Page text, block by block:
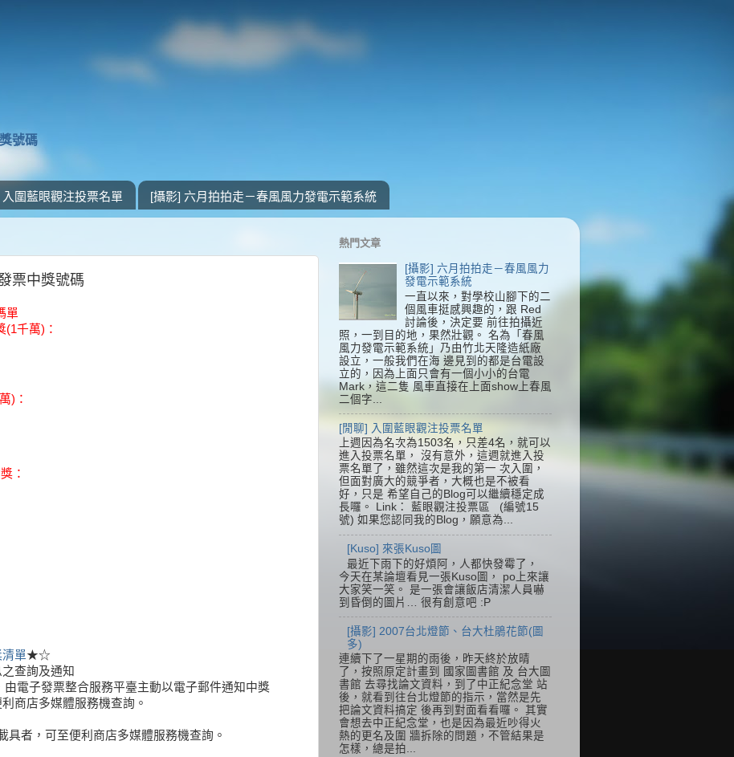
號碼
入圍藍眼觀注投票名單 [攝影] 六月拍拍走－春風風力發電示範系統
票中獎號碼
單
(1千萬)：
)：
：
單★☆
查詢及通知
由電子發票整合服務平臺主動以電子郵件通知中獎
商店多媒體服務機查詢。
具者，可至便利商店多媒體服務機查詢。
熱門文章
[攝影] 六月拍拍走－春風風力
發電示範系統
一直以來，對學校山腳下的二
個風車挺感興趣的，跟 Red
討論後，決定要 前往拍攝近
照，一到目的地，果然壯觀。 名為「春風
風力發電示範系統」乃由竹北天隆造紙廠
設立，一般我們在海 邊見到的都是台電設
立的，因為上面只會有一個小小的台電
Mark，這二隻 風車直接在上面show上春風
二個字...
[閒聊] 入圍藍眼觀注投票名單
上週因為名次為1503名，只差4名，就可以
進入投票名單， 沒有意外，這週就進入投
票名單了，雖然這次是我的第一 次入圍，
但面對廣大的競爭者，大概也是不被看
好，只是 希望自己的Blog可以繼續穩定成
長囉。 Link： 藍眼觀注投票區 (編號15
號) 如果您認同我的Blog，願意為...
[Kuso] 來張Kuso圖
最近下雨下的好煩阿，人都快發霉了，
今天在某論壇看見一張Kuso圖， po上來讓
大家笑一笑。 是一張會讓飯店清潔人員嚇
到昏倒的圖片… 很有創意吧 :P
[攝影] 2007台北燈節、台大杜鵑花節(圖
多)
連續下了一星期的雨後，昨天終於放晴
了，按照原定計畫到 國家圖書館 及 台大圖
書館 去尋找論文資料，到了中正紀念堂 站
後，就看到往台北燈節的指示，當然是先
把論文資料搞定 後再到對面看看囉。 其實
會想去中正紀念堂，也是因為最近吵得火
熱的更名及圍 牆拆除的問題，不管結果是
怎樣，總是拍...